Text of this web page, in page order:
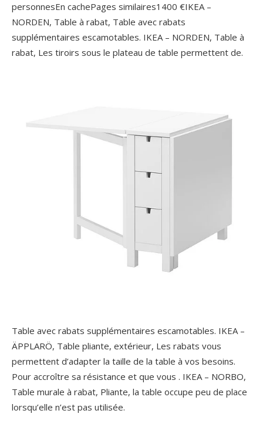
personnesEn cachePages similaires1400 €IKEA –
NORDEN, Table à rabat, Table avec rabats
supplémentaires escamotables. IKEA – NORDEN, Table à
rabat, Les tiroirs sous le plateau de table permettent de.
Table avec rabats supplémentaires escamotables. IKEA –
ÄPPLARÖ, Table pliante, extérieur, Les rabats vous
permettent d’adapter la taille de la table à vos besoins.
Pour accroître sa résistance et que vous . IKEA – NORBO,
Table murale à rabat, Pliante, la table occupe peu de place
lorsqu’elle n’est pas utilisée.